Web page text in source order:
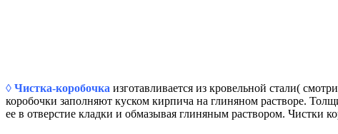
◊ Чистка-коробочка изготавливается из кровельной стали(
коробочки заполняют куском кирпича на глиняном растворе.
ее в отверстие кладки и обмазывая глиняным раствором. Чистки